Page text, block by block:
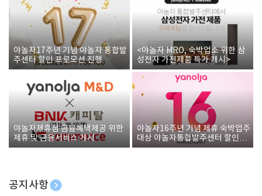
야놀자17주년 기념 야놀자 통합발
주센터 할인 프로모션 진행
<야놀자 MRO, 숙박업소 위한 삼
성전자 가전제품 특가 개시>
야놀자제휴점 금융혜택제공 위한
제휴 및 금융서비스 게시
야놀자16주년 기념 제휴 숙박업주
대상 야놀자통합발주센터 할인쿠
폰 증정
공지사항
[호텔업] 개인정보 처리방침 개정본1 (19.09.02)